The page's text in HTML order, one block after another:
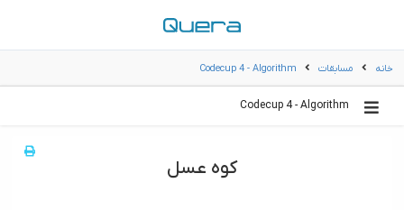
خانه مسابقات Codecup 4 - Algorithm
Codecup 4 - Algorithm
کوه عسل